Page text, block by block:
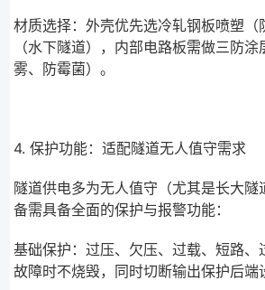
材质选择：外壳优先选冷轧钢板喷塑（
（水下隧道），内部电路板需做三防
雾、防霉菌）。
4. 保护功能：适配隧道无人值守需求
隧道供电多为无人值守（尤其是长大
备需具备全面的保护与报警功能：
基础保护：过压、欠压、过载、短路、
故障时不烧毁，同时切断输出保护后端